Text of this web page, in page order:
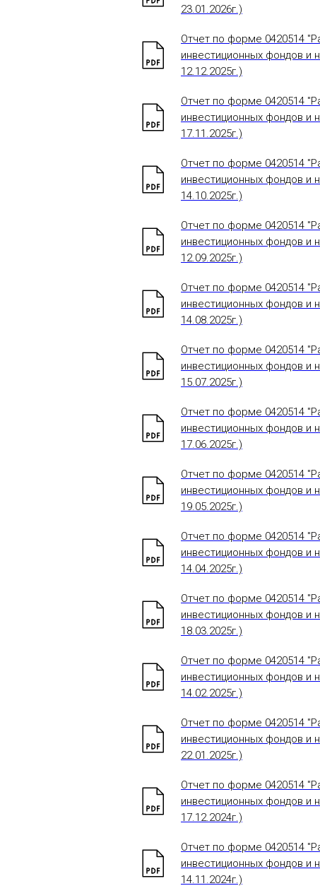
23.01.2026г.)
Отчет по форме 0420514
инвестиционных фондов и
12.12.2025г.)
Отчет по форме 0420514
инвестиционных фондов и
17.11.2025г.)
Отчет по форме 0420514
инвестиционных фондов и
14.10.2025г.)
Отчет по форме 0420514
инвестиционных фондов и
12.09.2025г.)
Отчет по форме 0420514
инвестиционных фондов и
14.08.2025г.)
Отчет по форме 0420514
инвестиционных фондов и
15.07.2025г.)
Отчет по форме 0420514
инвестиционных фондов и
17.06.2025г.)
Отчет по форме 0420514
инвестиционных фондов и
19.05.2025г.)
Отчет по форме 0420514
инвестиционных фондов и
14.04.2025г.)
Отчет по форме 0420514
инвестиционных фондов и
18.03.2025г.)
Отчет по форме 0420514
инвестиционных фондов и
14.02.2025г.)
Отчет по форме 0420514
инвестиционных фондов и
22.01.2025г.)
Отчет по форме 0420514
инвестиционных фондов и
17.12.2024г.)
Отчет по форме 0420514
инвестиционных фондов и
14.11.2024г.)